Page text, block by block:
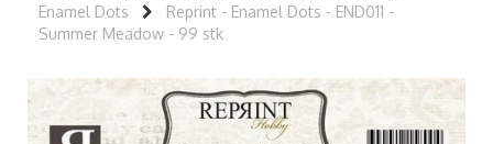
Enamel Dots
Reprint - Enamel Dots - END011 -
Summer Meadow - 99 stk